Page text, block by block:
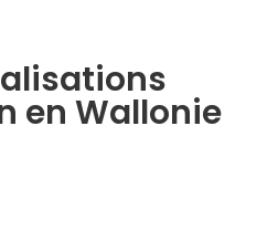
en Wallonie